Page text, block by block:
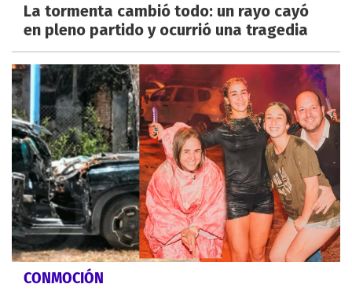
La tormenta cambió todo: un rayo cayó
en pleno partido y ocurrió una tragedia
CONMOCIÓN